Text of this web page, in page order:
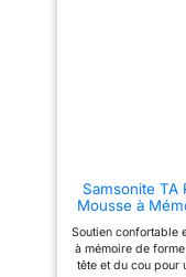
Samsonite TA
Mousse à
Soutien confortable
à mémoire de
tête et du cou pour